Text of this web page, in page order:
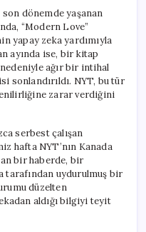
son dönemde yaşanan
“Modern Love”
yapay zeka yardımıyla
ayında ise, bir kitap
ağır bir intihal
sonlandırıldı. NYT, bu tür
zarar verdiğini
serbest çalışan
hafta NYT’nın Kanada
bir haberde, bir
tarafından uydurulmuş bir
düzelten
aldığı bilgiyi teyit